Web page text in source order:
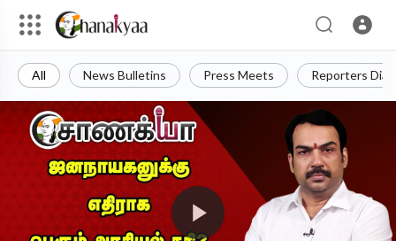
All News Bulletins Press Meets Reporters